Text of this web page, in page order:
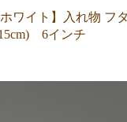
ホワイト】入れ物 フタ
6インチ